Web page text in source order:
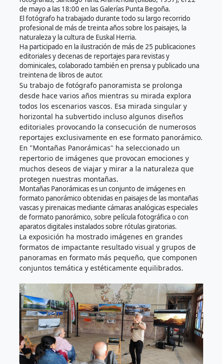
de mayo a las 18:00 en las Galerías Punta Begoña.
El fotógrafo ha trabajado durante todo su largo recorrido
profesional de más de treinta años sobre los paisajes, la
naturaleza y la cultura de Euskal Herria.
Ha participado en la ilustración de más de 25 publicaciones
editoriales y decenas de reportajes para revistas y
dominicales, colaborado también en prensa y publicado una
treintena de libros de autor.
Su trabajo de fotógrafo panoramista se prolonga
desde hace varios años mientras su mirada explora
todos los escenarios vascos. Esa mirada singular y
horizontal ha subvertido incluso algunos diseños
editoriales provocando la consecución de numerosos
reportajes exclusivamente en ese formato panorámico.
En "Montañas Panorámicas" ha seleccionado un
repertorio de imágenes que provocan emociones y
muchos deseos de viajar y mirar a la naturaleza que
protegen nuestras montañas.
Montañas Panorámicas es un conjunto de imágenes en
formato panorámico obtenidas en paisajes de las montañas
vascas y pirenaicas mediante cámaras analógicas especiales
de formato panorámico, sobre película fotográfica o con
aparatos digitales instalados sobre rótulas giratorias.
La exposición ha mostrado imágenes en grandes
formatos de impactante resultado visual y grupos de
panoramas en formato más pequeño, que componen
conjuntos temática y estéticamente equilibrados.